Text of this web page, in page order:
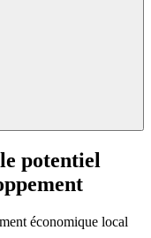
le potentiel
économique local